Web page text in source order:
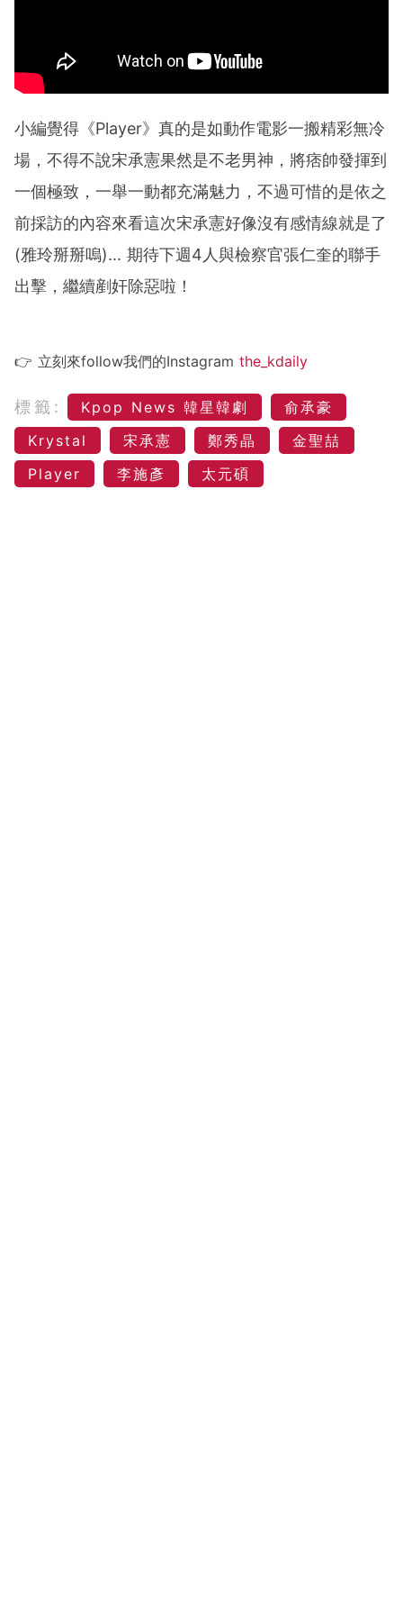
小編覺得《Player》真的是如動作電影一搬精彩無冷
場，不得不說宋承憲果然是不老男神，將痞帥發揮到
一個極致，一舉一動都充滿魅力，不過可惜的是依之
前採訪的內容來看這次宋承憲好像沒有感情線就是了
(雅玲掰掰嗚)... 期待下週4人與檢察官張仁奎的聯手
出擊，繼續剷奸除惡啦！
👉 立刻來follow我們的Instagram the_kdaily
標籤: Kpop News 韓星韓劇
俞承豪
Krystal
宋承憲 鄭秀晶
金聖喆
Player
李施彥 太元碩